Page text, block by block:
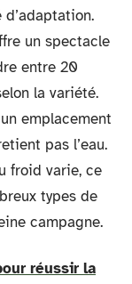
un spectacle
entre 20
la variété.
emplacement
pas l’eau.
froid varie, ce
types de
campagne.
réussir la